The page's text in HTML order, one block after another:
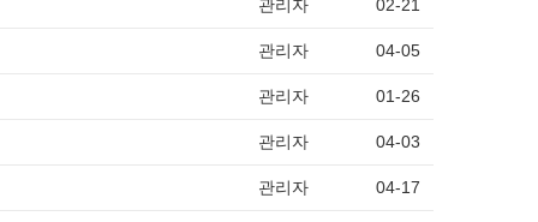
관리자 02-21
관리자 04-05
관리자 01-26
관리자 04-03
관리자 04-17